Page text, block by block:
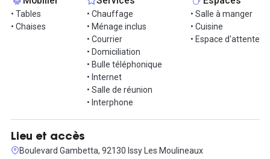
• Tables
• Chaises
• Chauffage
• Ménage inclus
• Courrier
• Domiciliation
• Bulle téléphonique
• Internet
• Salle de réunion
• Interphone
• Salle à manger
• Cuisine
• Espace d'attente
Lieu et accès
Boulevard Gambetta, 92130 Issy Les Moulineaux